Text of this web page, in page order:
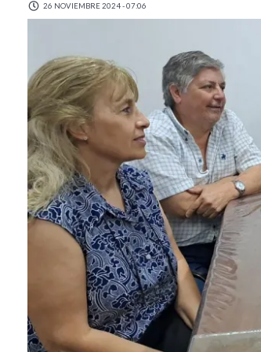
26 NOVIEMBRE 2024 - 07:06